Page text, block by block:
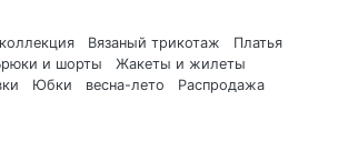
Вязаный трикотаж
Платья
и шорты
Жакеты и жилеты
Юбки весна-лето
Распродажа